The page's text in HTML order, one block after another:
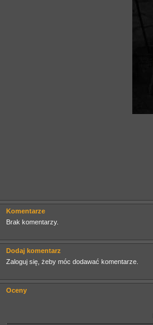
Komentarze
Brak komentarzy.
Dodaj komentarz
Zaloguj się, żeby móc dodawać komentarze.
Oceny